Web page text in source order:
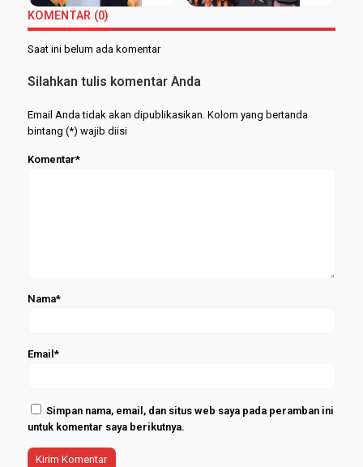
2026
Aji Raih
FEBI
KOMENTAR (0)
Saat ini belum ada komentar
Silahkan tulis komentar Anda
Email Anda tidak akan dipublikasikan. Kolom yang bertanda
bintang (*) wajib diisi
Komentar*
Nama*
Email*
Simpan nama, email, dan situs web saya pada peramban ini
untuk komentar saya berikutnya.